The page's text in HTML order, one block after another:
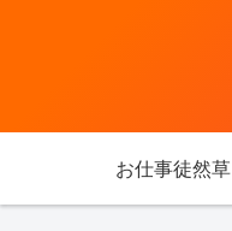
お仕事徒然草